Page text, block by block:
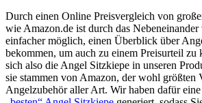
Durch einen Online Preisvergleich von
wie Amazon.de ist durch das
einfacher möglich, einen Überblick über
bekommen, um auch zu einem Preisurteil zu
sich also die Angel Sitzkiepe in unseren
sie stammen von Amazon, der wohl größten
Angelzubehör aller Art. Wir haben dafür eine